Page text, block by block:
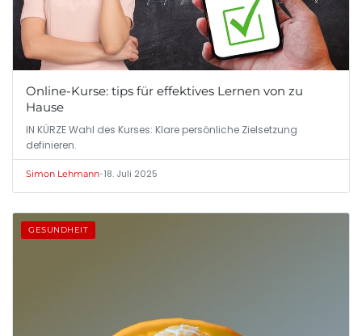
Online-Kurse: tips für effektives Lernen von zu
Hause
IN KÜRZE Wahl des Kurses: Klare persönliche Zielsetzung
definieren.
Simon Lehmann•18. Juli 2025
GESUNDHEIT